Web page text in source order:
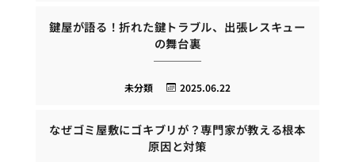
鍵屋が語る！折れた鍵トラブル、出張レスキュー
の舞台裏
2025.06.22
未分類
なぜゴミ屋敷にゴキブリが？専門家が教える根本
原因と対策